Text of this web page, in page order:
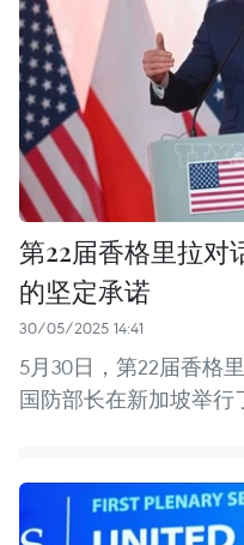
第22届香格里拉对
的坚定承诺
30/05/2025 14:41
5月30日，第22届香格
国防部长在新加坡举行